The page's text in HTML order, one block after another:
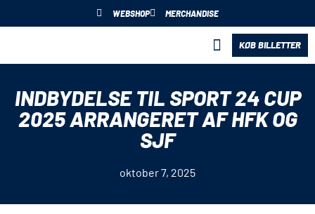
WEBSHOP MERCHANDISE
KØB BILLETTER
INDBYDELSE TIL SPORT 24 CUP
2025 ARRANGERET AF HFK OG
SJF
oktober 7, 2025